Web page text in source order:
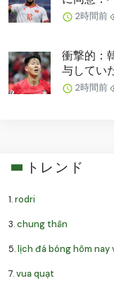
2時間前
衝撃的：
与してい
2時間前
トレンド
1.rodri
3.chung thân
5.lịch đá bóng hôm nay
7.vua quạt